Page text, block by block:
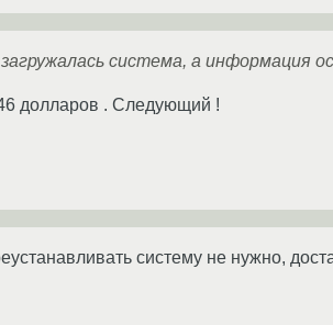
система, а информация
46 долларов . Следующий !
систему не нужно,